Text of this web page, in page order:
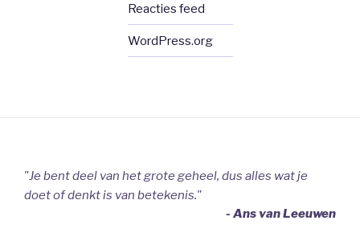
Reacties feed
WordPress.org
"Je bent deel van het grote geheel, dus alles wat je
doet of denkt is van betekenis."
- Ans van Leeuwen